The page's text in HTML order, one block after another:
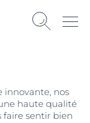
innovante, nos
haute qualité
faire sentir bien